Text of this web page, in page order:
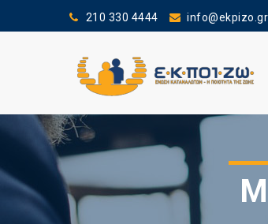
210 330 4444 info@ekpizo.gr